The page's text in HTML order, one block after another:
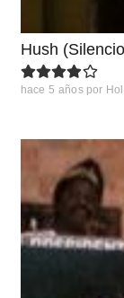
Hush
hace 5 años por